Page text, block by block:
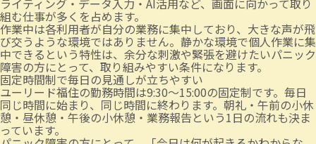
ライティング・データ入力・AI活用など、画面に向かって取り
組む仕事が多くを占めます。
作業中は各利用者が自分の業務に集中しており、大きな声が飛
び交うような環境ではありません。静かな環境で個人作業に集
中できるという特性は、余分な刺激や緊張を避けたいパニック
障害の方にとって、取り組みやすい条件になります。
固定時間制で毎日の見通しが立ちやすい
ユーリード福住の勤務時間は9:30〜15:00の固定制です。毎日
同じ時間に始まり、同じ時間に終わります。朝礼・午前の小休
憩・昼休憩・午後の小休憩・業務報告という1日の流れも決ま
っています。